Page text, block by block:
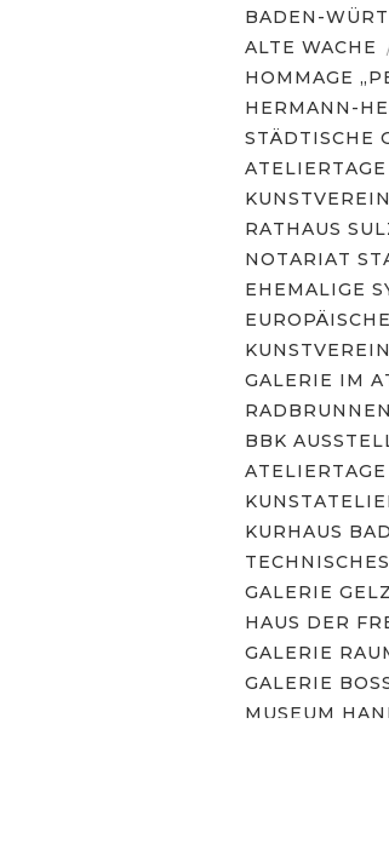
BADEN-
ALTE WACHE
HOMMAGE
HERMANN-
STÄDTISCHE
RATHAUS
NOTARIAT
EHEMALIGE
GALERIE IM
BBK
KURHAUS
GALERIE
HAUS DER
GALERIE
GALERIE
MUSEUM